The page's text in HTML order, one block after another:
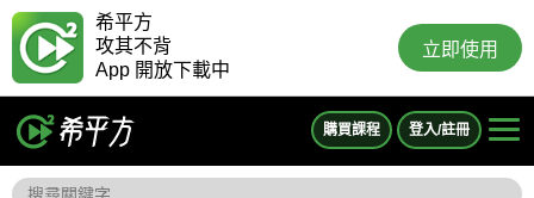
希平方
攻其不背
App 開放下載中
立即使用
購買課程 登入/註冊